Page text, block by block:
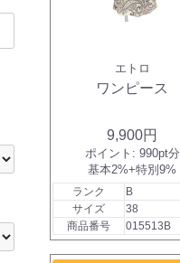
エトロ
ワンピース
9,900円
ポイント: 990pt分
基本2%+特別9%
ランク
B
サイズ
38
商品番号
015513B